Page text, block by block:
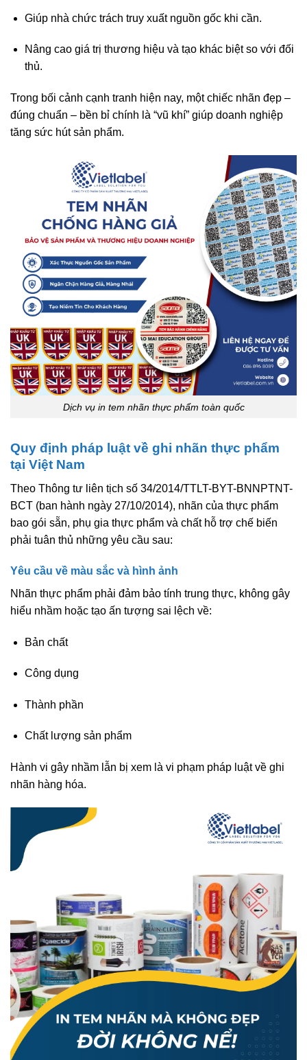
Giúp nhà chức trách truy xuất nguồn gốc khi cần.
Nâng cao giá trị thương hiệu và tạo khác biệt so với đối
thủ.
Trong bối cảnh cạnh tranh hiện nay, một chiếc nhãn đẹp –
đúng chuẩn – bền bỉ chính là “vũ khí” giúp doanh nghiệp
tăng sức hút sản phẩm.
Dịch vụ in tem nhãn thực phẩm toàn quốc
Quy định pháp luật về ghi nhãn thực phẩm
tại Việt Nam
Theo Thông tư liên tịch số 34/2014/TTLT-BYT-BNNPTNT-
BCT (ban hành ngày 27/10/2014), nhãn của thực phẩm
bao gói sẵn, phụ gia thực phẩm và chất hỗ trợ chế biến
phải tuân thủ những yêu cầu sau:
Yêu cầu về màu sắc và hình ảnh
Nhãn thực phẩm phải đảm bảo tính trung thực, không gây
hiểu nhầm hoặc tạo ấn tượng sai lệch về:
Bản chất
Công dụng
Thành phần
Chất lượng sản phẩm
Hành vi gây nhầm lẫn bị xem là vi phạm pháp luật về ghi
nhãn hàng hóa.